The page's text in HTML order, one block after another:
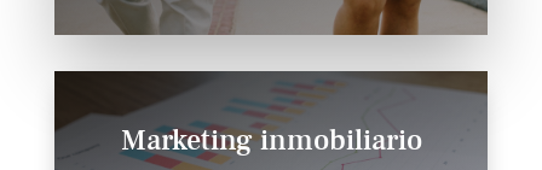
Marketing inmobiliario